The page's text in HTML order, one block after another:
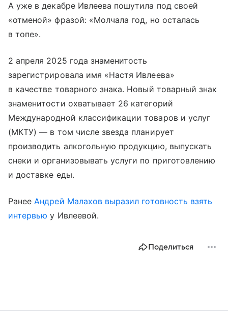
А уже в декабре Ивлеева пошутила под своей
«отменой» фразой: «Молчала год, но осталась
в топе».
2 апреля 2025 года знаменитость
зарегистрировала имя «Настя Ивлеева»
в качестве товарного знака. Новый товарный знак
знаменитости охватывает 26 категорий
Международной классификации товаров и услуг
(МКТУ) — в том числе звезда планирует
производить алкогольную продукцию, выпускать
снеки и организовывать услуги по приготовлению
и доставке еды.
РанееАндрей Малахов выразил готовность взять
интервью у Ивлеевой.
Поделиться